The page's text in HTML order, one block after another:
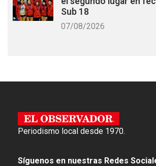
Sub 18
07/08/2026
Periodismo local desde 1970.
Síguenos en nuestras Redes